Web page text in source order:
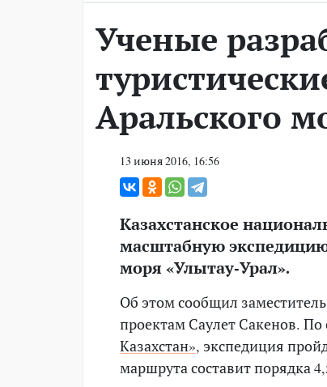
Ученые
Аральского
13 июня 2016, 16:56
Казахстанское
масштабную
моря «Улытау-Урал».
Об этом сообщил
проектам Саулет Сакенов.
Казахстан», экспедиция
маршрута составит порядка